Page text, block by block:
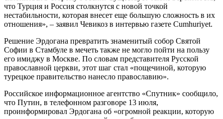
что Турция и Россия столкнутся с новой точкой
нестабильности, которая внесет еще большую сложность в их
отношения», – заявил Чевикоз в интервью газете Cumhuriyet.
Решение Эрдогана превратить знаменитый собор Святой
Софии в Стамбуле в мечеть также не могло пойти на пользу
его имиджу в Москве. По словам представителя Русской
православной церкви, этот шаг стал «пощечиной, которую
турецкое правительство нанесло православию».
Российское информационное агентство «Спутник» сообщило,
что Путин, в телефонном разговоре 13 июля,
проинформировал Эрдогана об «огромной реакции, которую